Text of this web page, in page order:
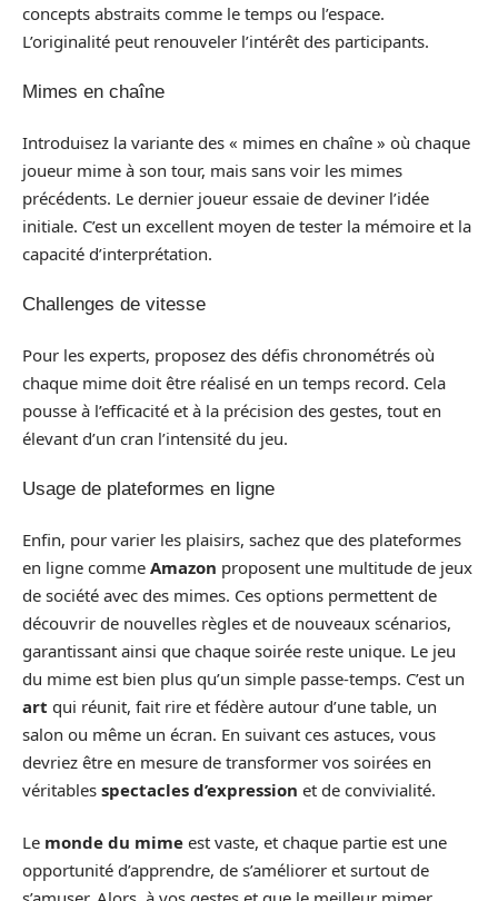
concepts abstraits comme le temps ou l’espace.
L’originalité peut renouveler l’intérêt des participants.
Mimes en chaîne
Introduisez la variante des « mimes en chaîne » où chaque
joueur mime à son tour, mais sans voir les mimes
précédents. Le dernier joueur essaie de deviner l’idée
initiale. C’est un excellent moyen de tester la mémoire et la
capacité d’interprétation.
Challenges de vitesse
Pour les experts, proposez des défis chronométrés où
chaque mime doit être réalisé en un temps record. Cela
pousse à l’efficacité et à la précision des gestes, tout en
élevant d’un cran l’intensité du jeu.
Usage de plateformes en ligne
Enfin, pour varier les plaisirs, sachez que des plateformes
en ligne comme Amazon proposent une multitude de jeux
de société avec des mimes. Ces options permettent de
découvrir de nouvelles règles et de nouveaux scénarios,
garantissant ainsi que chaque soirée reste unique. Le jeu
du mime est bien plus qu’un simple passe-temps. C’est un
art qui réunit, fait rire et fédère autour d’une table, un
salon ou même un écran. En suivant ces astuces, vous
devriez être en mesure de transformer vos soirées en
véritables spectacles d’expression et de convivialité.
Le monde du mime est vaste, et chaque partie est une
opportunité d’apprendre, de s’améliorer et surtout de